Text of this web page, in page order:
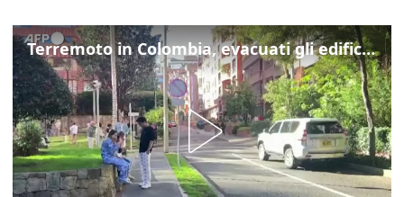
Terremoto in Colombia, evacuati gli edifici di Bogotà dopo la scossa di magnitudo 7.4